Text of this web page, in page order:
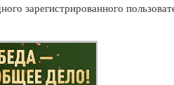
зарегистрированного